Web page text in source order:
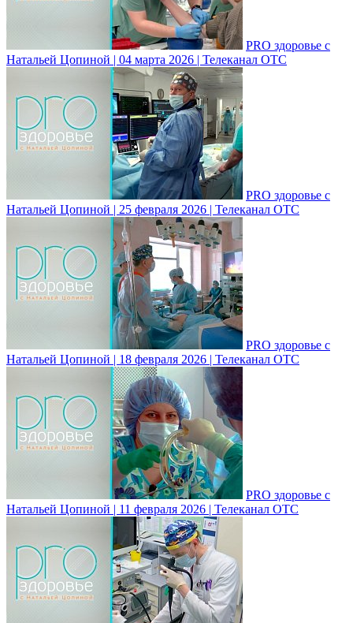
PRO здоровье с
Натальей Цопиной | 04 марта 2026 | Телеканал ОТС
PRO здоровье с
Натальей Цопиной | 25 февраля 2026 | Телеканал ОТС
PRO здоровье с
Натальей Цопиной | 18 февраля 2026 | Телеканал ОТС
PRO здоровье с
Натальей Цопиной | 11 февраля 2026 | Телеканал ОТС